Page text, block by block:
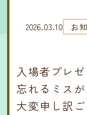
2026.03.10 お
入場者プレ
忘れるミスが
大変申し訳ご